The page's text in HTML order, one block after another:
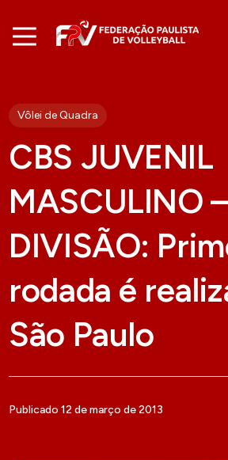
Vôlei de Quadra
CBS JUVENIL
MASCULINO –
DIVISÃO:
rodada é
São Paulo
Publicado 12 de março de 2013